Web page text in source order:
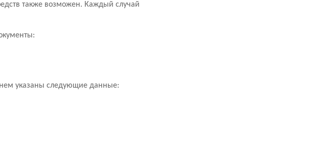
также возможен. Каждый случай
нем указаны следующие данные: